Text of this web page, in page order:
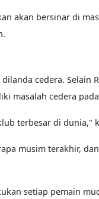
akan bersinar di
cedera. Selain
masalah cedera
terbesar di dunia,"
musim terakhir,
setiap pemain